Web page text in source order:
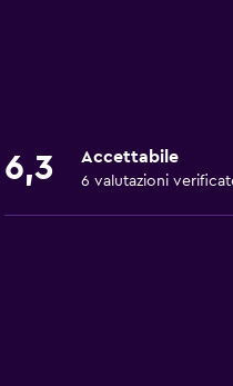
6,3 Accettabile
6 valutazioni